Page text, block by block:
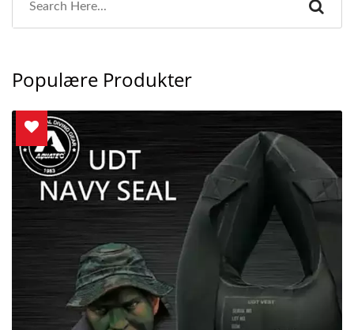
Populære Produkter